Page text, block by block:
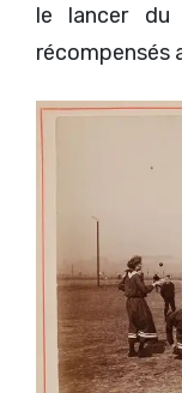
le lancer du
récompensés